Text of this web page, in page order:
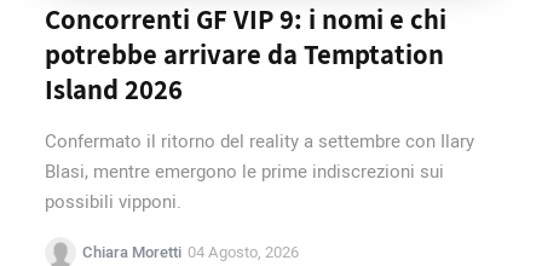
Concorrenti GF VIP 9: i nomi e chi
potrebbe arrivare da Temptation
Island 2026
Confermato il ritorno del reality a settembre con Ilary
Blasi, mentre emergono le prime indiscrezioni sui
possibili vipponi.
Chiara Moretti 04 Agosto, 2026